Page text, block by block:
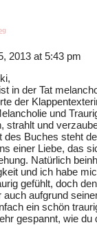
2013 at 5:43 pm
in der Tat
der
und
strahlt und
des Buches steht
einer Liebe, das
Natürlich
und ich habe
gefühlt, doch
auch aufgrund
ein schön
gespannt, wie du